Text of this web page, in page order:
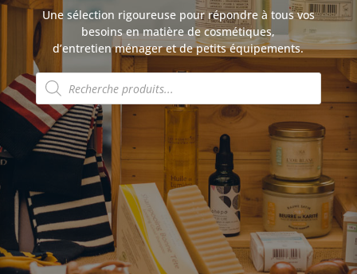
Une sélection rigoureuse pour répondre à tous vos
besoins en matière de cosmétiques,
d’entretien ménager et de petits équipements.
Recherche
de
produits